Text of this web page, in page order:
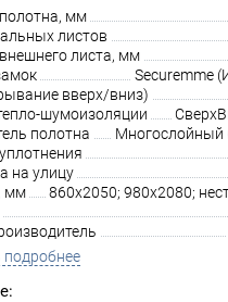
мм
листов
листа, мм
Securemme
вверх/вниз)
шумоизоляции
полотна
Многослойный
на улицу
мм
860х2050; 980х2080;
подробнее